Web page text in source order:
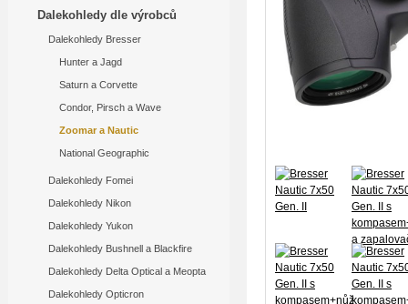
Dalekohledy dle výrobců
Dalekohledy Bresser
Hunter a Jagd
Saturn a Corvette
Condor, Pirsch a Wave
Zoomar a Nautic
National Geographic
Dalekohledy Fomei
Dalekohledy Nikon
Dalekohledy Yukon
Dalekohledy Bushnell a Blackfire
Dalekohledy Delta Optical a Meopta
Dalekohledy Opticron